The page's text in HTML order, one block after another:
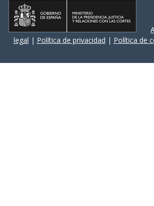
legal | Política de privacidad | Política de